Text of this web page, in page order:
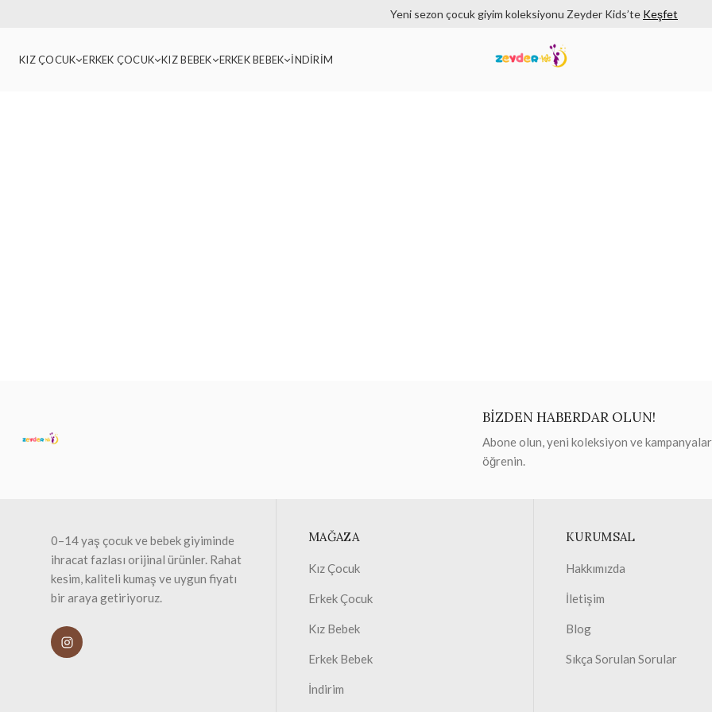
Yeni sezon çocuk giyim koleksiyonu Zeyder Kids’te Keşfet
KIZ ÇOCUK ERKEK ÇOCUK KIZ BEBEK ERKEK BEBEK İNDİRİM
BİZDEN HABERDAR OLUN!
Abone olun, yeni koleksiyon ve
öğrenin.
0–14 yaş çocuk ve bebek giyiminde
ihracat fazlası orijinal ürünler. Rahat
kesim, kaliteli kumaş ve uygun fiyatı
bir araya getiriyoruz.
MAĞAZA
Kız Çocuk
Erkek Çocuk
Kız Bebek
Erkek Bebek
İndirim
KURUMSAL
Hakkımızda
İletişim
Blog
Sıkça Sorulan Sorular